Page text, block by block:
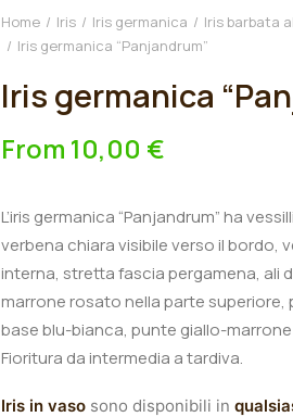
Home Iris Iris germanica
Iris barbata
Iris germanica “Panjandrum”
Iris germanica
From 10,00 €
L’iris germanica “Panjandrum” ha
verbena chiara visibile verso il bordo,
interna, stretta fascia pergamena, ali
marrone rosato nella parte superiore,
base blu-bianca, punte giallo-
Fioritura da intermedia a tardiva.
Iris in vaso sono disponibili in